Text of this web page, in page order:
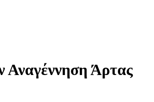
Αναγέννηση Άρτας